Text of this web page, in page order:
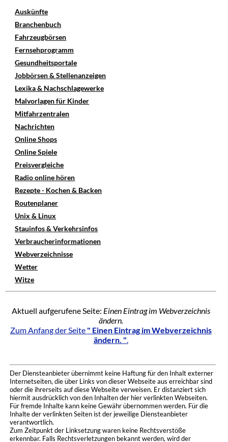
Auskünfte
Branchenbuch
Fahrzeugbörsen
Fernsehprogramm
Gesundheitsportale
Jobbörsen & Stellenanzeigen
Lexika & Nachschlagewerke
Malvorlagen für Kinder
Mitfahrzentralen
Nachrichten
Online Shops
Online Spiele
Preisvergleiche
Radio online hören
Rezepte - Kochen & Backen
Routenplaner
Unix & Linux
Stauinfos & Verkehrsinfos
Verbraucherinformationen
Webverzeichnisse
Wetter
Witze
Aktuell aufgerufene Seite: Einen Eintrag im Webverzeichnis
ändern.
Zum Anfang der Seite " Einen Eintrag im Webverzeichnis
ändern. ".
Der Diensteanbieter übernimmt keine Haftung für den Inhalt externer
Internetseiten, die über Links von dieser Webseite aus erreichbar sind
oder die ihrerseits auf diese Webseite verweisen. Er distanziert sich
hiermit ausdrücklich von den Inhalten der hier verlinkten Webseiten.
Für fremde Inhalte kann keine Gewähr übernommen werden. Für die
Inhalte der verlinkten Seiten ist der jeweilige Diensteanbieter
verantwortlich.
Zum Zeitpunkt der Linksetzung waren keine Rechtsverstöße
erkennbar. Falls Rechtsverletzungen bekannt werden, wird der